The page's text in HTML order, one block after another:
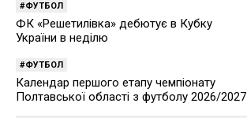
ФУТБОЛ
ФК «Решетилівка» дебютує в Кубку
України в неділю
ФУТБОЛ
Календар першого етапу чемпіонату
Полтавської області з футболу 2026/2027